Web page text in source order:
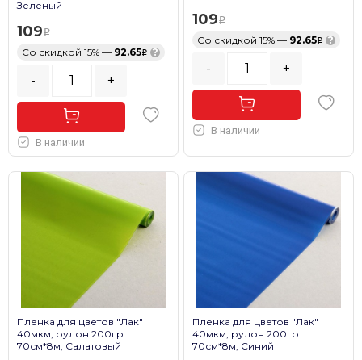
Зеленый
109
Со скидкой 15% — 92.65 ?
- +
В наличии
109
Со скидкой 15% — 92.65 ?
- +
В наличии
Пленка для цветов "Лак"
40мкм, рулон 200гр
70см*8м, Салатовый
Пленка для цветов "Лак"
40мкм, рулон 200гр
70см*8м, Синий